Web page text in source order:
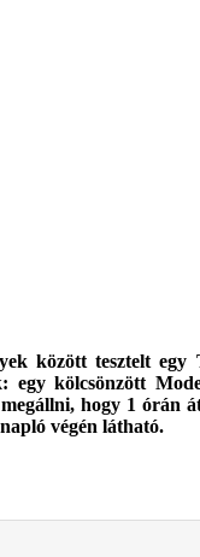
között tesztelt
egy kölcsönzött
hogy 1 órán
végén látható.